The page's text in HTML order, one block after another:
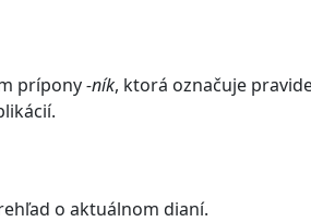
prípony-ník, ktorá označuje
o aktuálnom dianí.